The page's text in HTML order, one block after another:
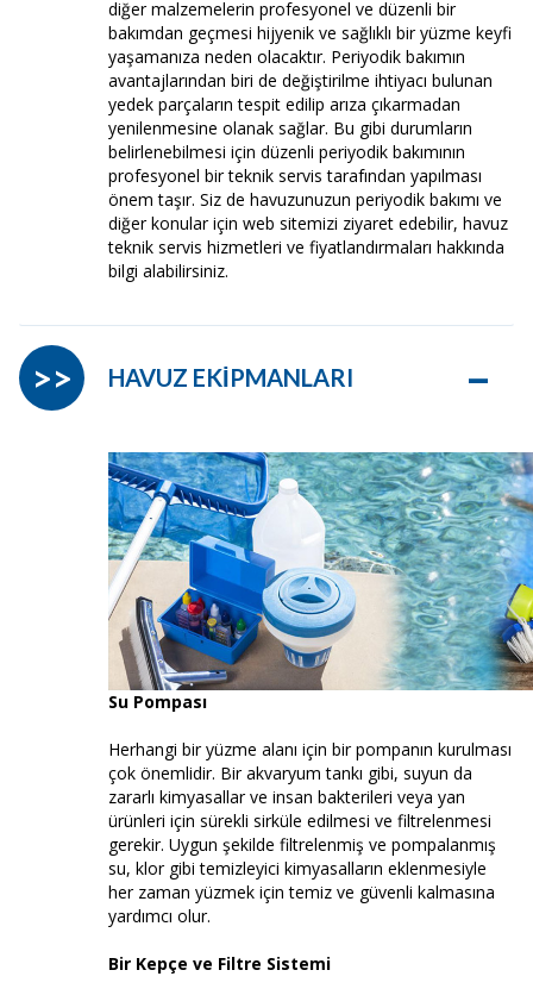
diğer malzemelerin profesyonel ve düzenli bir
bakımdan geçmesi hijyenik ve sağlıklı bir yüzme keyfi
yaşamanıza neden olacaktır. Periyodik bakımın
avantajlarından biri de değiştirilme ihtiyacı bulunan
yedek parçaların tespit edilip arıza çıkarmadan
yenilenmesine olanak sağlar. Bu gibi durumların
belirlenebilmesi için düzenli periyodik bakımının
profesyonel bir teknik servis tarafından yapılması
önem taşır. Siz de havuzunuzun periyodik bakımı ve
diğer konular için web sitemizi ziyaret edebilir, havuz
teknik servis hizmetleri ve fiyatlandırmaları hakkında
bilgi alabilirsiniz.
HAVUZ EKİPMANLARI –
>>
Su Pompası
Herhangi bir yüzme alanı için bir pompanın kurulması
çok önemlidir. Bir akvaryum tankı gibi, suyun da
zararlı kimyasallar ve insan bakterileri veya yan
ürünleri için sürekli sirküle edilmesi ve filtrelenmesi
gerekir. Uygun şekilde filtrelenmiş ve pompalanmış
su, klor gibi temizleyici kimyasalların eklenmesiyle
her zaman yüzmek için temiz ve güvenli kalmasına
yardımcı olur.
Bir Kepçe ve Filtre Sistemi